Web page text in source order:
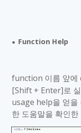
● Function Help
function 이름 앞에
[Shift + Enter]로
usage help을 얻을
한 도움말을 확인한